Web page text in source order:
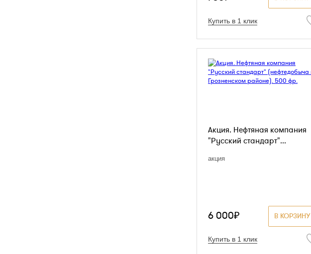
Купить в 1 клик
Акция. Нефтяная компания
"Русский стандарт"...
акция
В КОРЗИНУ
6 000₽
Купить в 1 клик